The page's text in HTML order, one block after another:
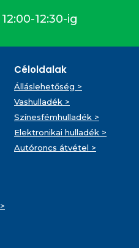
Céloldalak
Álláslehetőség >
Vashulladék >
Színesfémhulladék >
Elektronikai hulladék >
Autóroncs átvétel >
12:30-ig